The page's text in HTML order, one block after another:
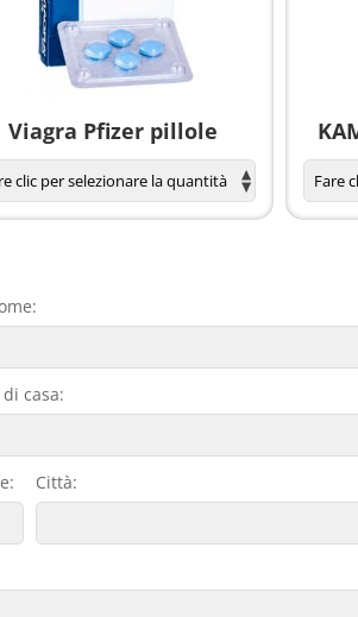
Viagra Pfizer pillole
casa:
Città: